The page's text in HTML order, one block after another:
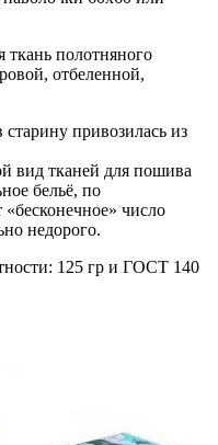
полотняного
отбеленной,
привозилась из
вид тканей для пошива
бельё, по
«бесконечное» число
недорого.
125 гр и ГОСТ 140